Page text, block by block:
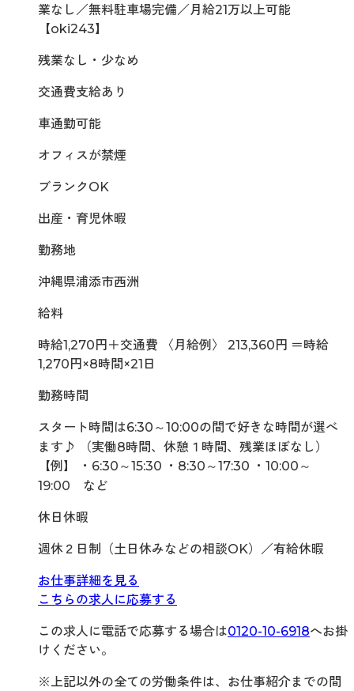
業なし／無料駐車場完備／月給21万以上可能
【oki243】
残業なし・少なめ
交通費支給あり
車通勤可能
オフィスが禁煙
ブランクOK
出産・育児休暇
勤務地
沖縄県浦添市西洲
給料
時給1,270円＋交通費 〈月給例〉 213,360円 ＝時給
1,270円×8時間×21日
勤務時間
スタート時間は6:30～10:00の間で好きな時間が選べ
ます♪ （実働8時間、休憩１時間、残業ほぼなし）
【例】 ・6:30～15:30 ・8:30～17:30 ・10:00～
19:00 など
休日休暇
週休２日制（土日休みなどの相談OK）／有給休暇
お仕事詳細を見る
こちらの求人に応募する
この求人に電話で応募する場合は0120-10-6918へお掛
けください。
※上記以外の全ての労働条件は、お仕事紹介までの間